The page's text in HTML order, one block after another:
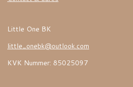
Little One BK
little_onebk@outlook.com
KVK Nummer: 85025097